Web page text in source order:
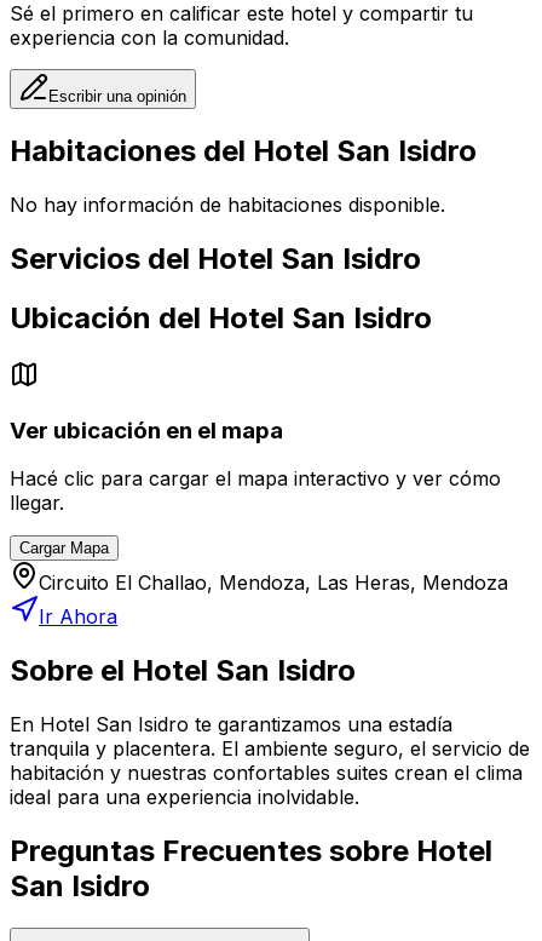
Sé el primero en calificar este hotel y compartir tu
experiencia con la comunidad.
Escribir una opinión
Habitaciones del Hotel San Isidro
No hay información de habitaciones disponible.
Servicios del Hotel San Isidro
Ubicación del Hotel San Isidro
Ver ubicación en el mapa
Hacé clic para cargar el mapa interactivo y ver cómo
llegar.
Cargar Mapa
Circuito El Challao, Mendoza, Las Heras, Mendoza
Ir Ahora
Sobre el Hotel San Isidro
En Hotel San Isidro te garantizamos una estadía
tranquila y placentera. El ambiente seguro, el servicio de
habitación y nuestras confortables suites crean el clima
ideal para una experiencia inolvidable.
Preguntas Frecuentes sobre Hotel
San Isidro